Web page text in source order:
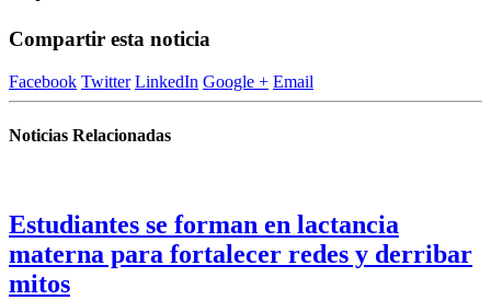
Compartir esta noticia
Facebook Twitter LinkedIn Google + Email
Noticias Relacionadas
Estudiantes se forman en lactancia
materna para fortalecer redes y derribar
mitos